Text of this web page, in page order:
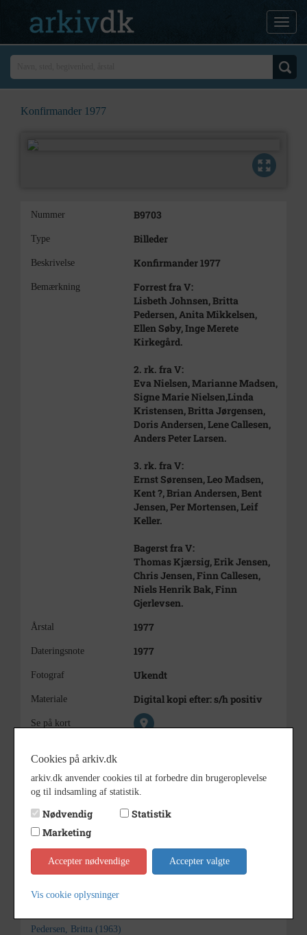
Konfirmander 1977
Nummer B9703
Type Billeder
Beskrivelse Konfirmander 1977
Bemærkning
Forrest fra V:
Lisbeth Johnsen, Britta
Pedersen, Anita Mikkelsen,
Ellen Søby, Inge Merete
Kirkegård.
2. rk. fra V:
Eva Nielsen, Marianne Madsen,
Signe Marie Nielsen,Linda
Kristensen, Britta Jørgensen,
Doris Andersen, Lene Callesen,
Anders Peter Larsen.
3. rk. fra V:
Ernst Sørensen, Leo Madsen,
Kent ?, Brian Andersen, Bent
Jensen, Per Mortensen, Leif
Keller.
Bagerst fra V:
Thomas Kjærsig, Erik Jensen,
Chris Jensen, Finn Callesen,
Niels Henrik Bak, Finn
Gjerlevsen.
Årstal 1977
Dateringsnote 1977
Fotograf Ukendt
Materiale Digital kopi efter: s/h positiv
Se på kort
Vejrup Sogn (1000-2050)
Arkiv Vejrup Sognearkiv
Kontakt arkivet
Søg videre i Vejrup Sognearkiv
Pedersen, Britta (1963)
Cookies på arkiv.dk
arkiv.dk anvender cookies til at forbedre din brugeroplevelse
og til indsamling af statistik.
Nødvendig
Statistik
Marketing
Accepter nødvendige Accepter valgte
Vis cookie oplysninger